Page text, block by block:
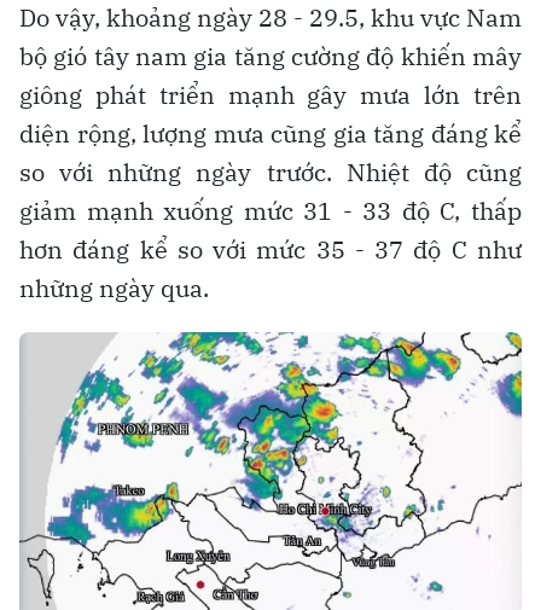
Do vậy, khoảng ngày 28 - 29.5, khu vực Nam
bộ gió tây nam gia tăng cường độ khiến mây
giông phát triển mạnh gây mưa lớn trên
diện rộng, lượng mưa cũng gia tăng đáng kể
so với những ngày trước. Nhiệt độ cũng
giảm mạnh xuống mức 31 - 33 độ C, thấp
hơn đáng kể so với mức 35 - 37 độ C như
những ngày qua.